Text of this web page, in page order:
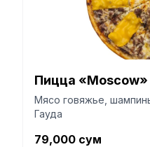
Пицца «Moscow»
Мясо говяжье,
Гауда
79,000 сум